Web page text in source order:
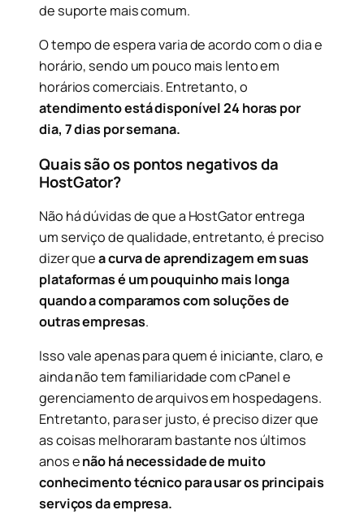
de suporte mais comum.
O tempo de espera varia de acordo com o dia e
horário, sendo um pouco mais lento em
horários comerciais. Entretanto, o
atendimento está disponível 24 horas por
dia, 7 dias por semana.
Quais são os pontos negativos da
HostGator?
Não há dúvidas de que a HostGator entrega
um serviço de qualidade, entretanto, é preciso
dizer quea curva de aprendizagem em suas
plataformas é um pouquinho mais longa
quando a comparamos com soluções de
outras empresas.
Isso vale apenas para quem é iniciante, claro, e
ainda não tem familiaridade com cPanel e
gerenciamento de arquivos em hospedagens.
Entretanto, para ser justo, é preciso dizer que
as coisas melhoraram bastante nos últimos
anos enão há necessidade de muito
conhecimento técnico para usar os principais
serviços da empresa.